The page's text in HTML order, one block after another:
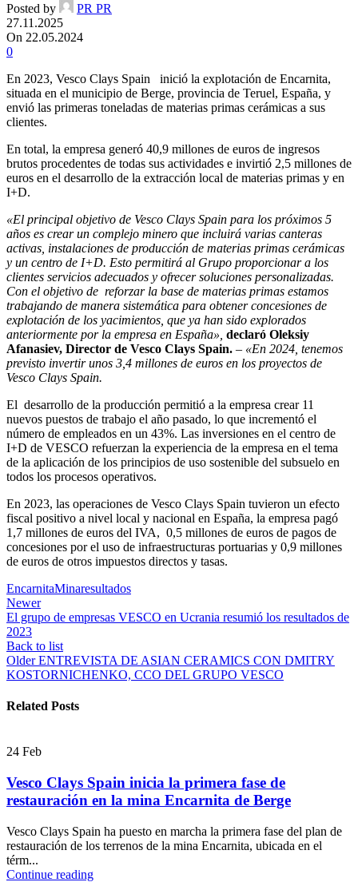
Posted by
PR PR
27.11.2025
On 22.05.2024
0
En 2023, Vesco Clays Spain inició la explotación de Encarnita,
situada en el municipio de Berge, provincia de Teruel, España, y
envió las primeras toneladas de materias primas cerámicas a sus
clientes.
En total, la empresa generó 40,9 millones de euros de ingresos
brutos procedentes de todas sus actividades e invirtió 2,5 millones de
euros en el desarrollo de la extracción local de materias primas y en
I+D.
«El principal objetivo de Vesco Clays Spain para los próximos 5
años es crear un complejo minero que incluirá varias canteras
activas, instalaciones de producción de materias primas cerámicas
y un centro de I+D. Esto permitirá al Grupo proporcionar a los
clientes servicios adecuados y ofrecer soluciones personalizadas.
Con el objetivo de reforzar la base de materias primas estamos
trabajando de manera sistemática para obtener concesiones de
explotación de los yacimientos, que ya han sido explorados
anteriormente por la empresa en España», declaró Oleksiy
Afanasiev, Director de Vesco Clays Spain. – «En 2024, tenemos
previsto invertir unos 3,4 millones de euros en los proyectos de
Vesco Clays Spain.
El desarrollo de la producción permitió a la empresa crear 11
nuevos puestos de trabajo el año pasado, lo que incrementó el
número de empleados en un 43%. Las inversiones en el centro de
I+D de VESCO refuerzan la experiencia de la empresa en el tema
de la aplicación de los principios de uso sostenible del subsuelo en
todos los procesos operativos.
En 2023, las operaciones de Vesco Clays Spain tuvieron un efecto
fiscal positivo a nivel local y nacional en España, la empresa pagó
1,7 millones de euros del IVA, 0,5 millones de euros de pagos de
concesiones por el uso de infraestructuras portuarias y 0,9 millones
de euros de otros impuestos directos y tasas.
EncarnitaMinaresultados
Newer
El grupo de empresas VESCO en Ucrania resumió los resultados de
2023
Back to list
Older ENTREVISTA DE ASIAN CERAMICS CON DMITRY
KOSTORNICHENKO, CCO DEL GRUPO VESCO
Related Posts
24 Feb
Vesco Clays Spain inicia la primera fase de
restauración en la mina Encarnita de Berge
Vesco Clays Spain ha puesto en marcha la primera fase del plan de
restauración de los terrenos de la mina Encarnita, ubicada en el
térm...
Continue reading